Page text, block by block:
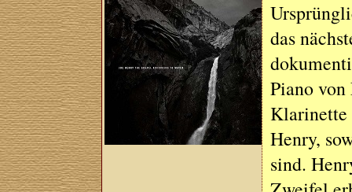
das
Piano
Klarinette
Henry,
sind.